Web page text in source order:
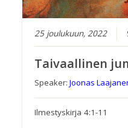
25 joulukuun, 2022
Taivaallinen
Speaker:Joonas
Ilmestyskirja 4:1-11